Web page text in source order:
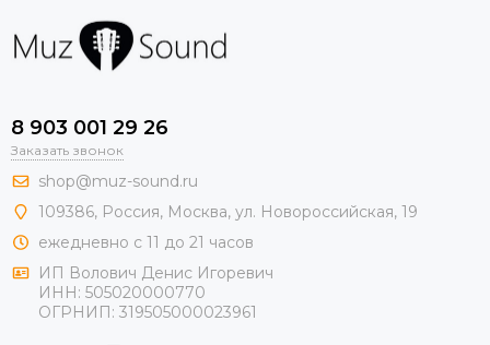
8 903 001 29 26
Заказать звонок
shop@muz-sound.ru
109386, Россия, Москва, ул. Новороссийская, 19
ежедневно с 11 до 21 часов
ИП Волович Денис Игоревич
ИНН: 505020000770
ОГРНИП: 319505000023961